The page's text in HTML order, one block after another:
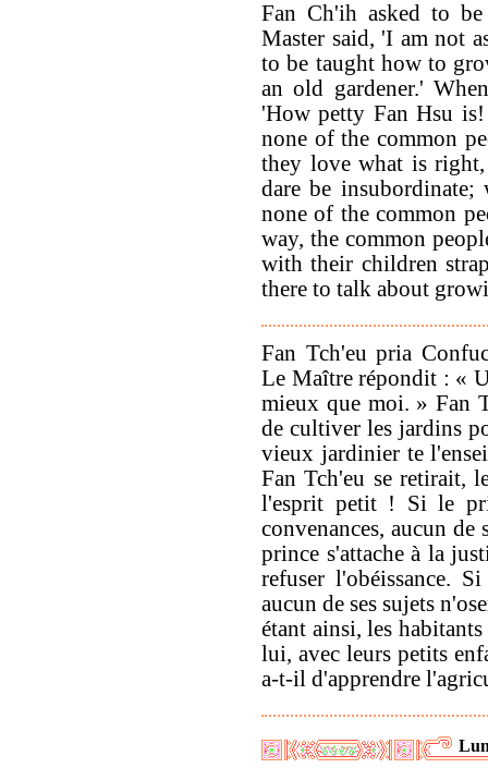
Fan Ch'ih asked to
Master said, 'I am not
to be taught how to
an old gardener.'
'How petty Fan Hsu
none of the common
they love what is
dare be
none of the common
way, the common
with their children
there to talk about
Fan Tch'eu pria
Le Maître répondit : «
mieux que moi. » Fan
de cultiver les jardins
vieux jardinier te
Fan Tch'eu se retirait,
l'esprit petit ! Si le
convenances, aucun de
prince s'attache à la
refuser l'obéissance.
aucun de ses sujets
étant ainsi, les
lui, avec leurs petits
a-t-il d'apprendre